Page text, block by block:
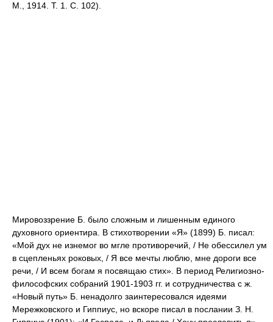
М., 1914. Т. 1. C. 102).
Мировоззрение Б. было сложным и лишенным единого
духовного ориентира. В стихотворении «Я» (1899) Б. писал:
«Мой дух не изнемог во мгле противоречий, / Не обессилел ум
в сцепленьях роковых, / Я все мечты люблю, мне дороги все
речи, / И всем богам я посвящаю стих». В период Религиозно-
философских собраний 1901-1903 гг. и сотрудничества с ж.
«Новый путь» Б. ненадолго заинтересовался идеями
Мережковского и Гиппиус, но вскоре писал в послании З. Н.